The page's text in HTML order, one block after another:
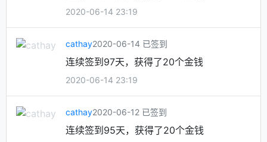
2020-06-14 23:19
cathay2020-06-14 已签到
连续签到97天，获得了20个金钱
2020-06-14 23:19
cathay2020-06-12 已签到
连续签到95天，获得了20个金钱